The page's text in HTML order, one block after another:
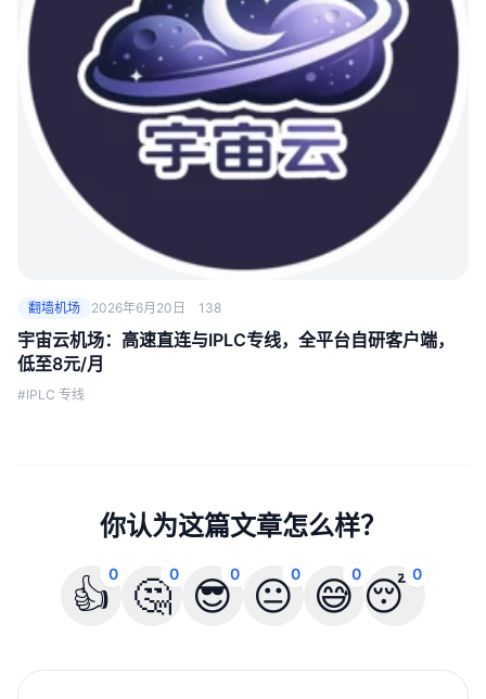
翻墙机场 2026年6月20日 138
宇宙云机场：高速直连与IPLC专线，全平台自研客户端，
低至8元/月
#IPLC 专线
你认为这篇文章怎么样？
👍0 🤔0 😎0 😐0 😅0 😴
0